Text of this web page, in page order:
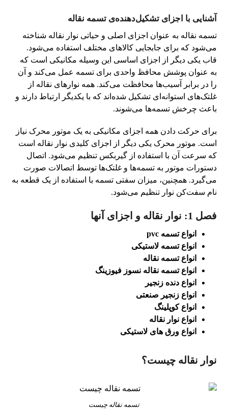
آشنایی با اجزای تشکیل‌دهنده‌ی تسمه نقاله
تسمه نقاله به عنوان اجزای اصلی و حیاتی نوار نقاله شناخته
می‌شود که برای جابجایی کالاهای مختلف استفاده می‌شود.
قاب یکی دیگر از اجزای اساسی این وسیله مکانیکی است که
به عنوان پوشش محافظ واحدی برای تسمه عمل می‌کند و آن
را در برابر آسیب‌ها محافظت می‌کند. همه نوارهای نقاله از
غلتک‌های استوانه‌ای تشکیل شده‌اند که با یکدیگر ارتباط دارند و
باعث چرخش تسمه‌ها می‌شوند.
برای حرکت دادن همه اجزای مکانیکی به یک موتور محرک نیاز
است. موتور محرک یکی دیگر از اجزای کلیدی نوار نقاله است
که سرعت آن با استفاده از گیربکس تنظیم می‌شود. اتصال
دستورات موتور به تسمه‌ها و غلتک‌ها توسط اتصالات صورت
می‌گیرد. همچنین، میزان سفتی تسمه با استفاده از یک قطعه به
نام سفت‌کن نوار تنظیم می‌شود.
فصل 1: نوار نقاله و اجزای آنها
انواع تسمه pvc
انواع تسمه لاستیکی
انواع تسمه نقاله
انواع تسمه نقاله نسوز فیوزینگ
انواع دنده زنجیر
انواع زنجیر صنعتی
انواع کوپلینگ
انواع نوار نقاله
انواع ورق های لاستیکی
نوار نقاله چیست؟
تسمه نقاله چیست